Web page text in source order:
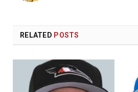
RELATED POSTS